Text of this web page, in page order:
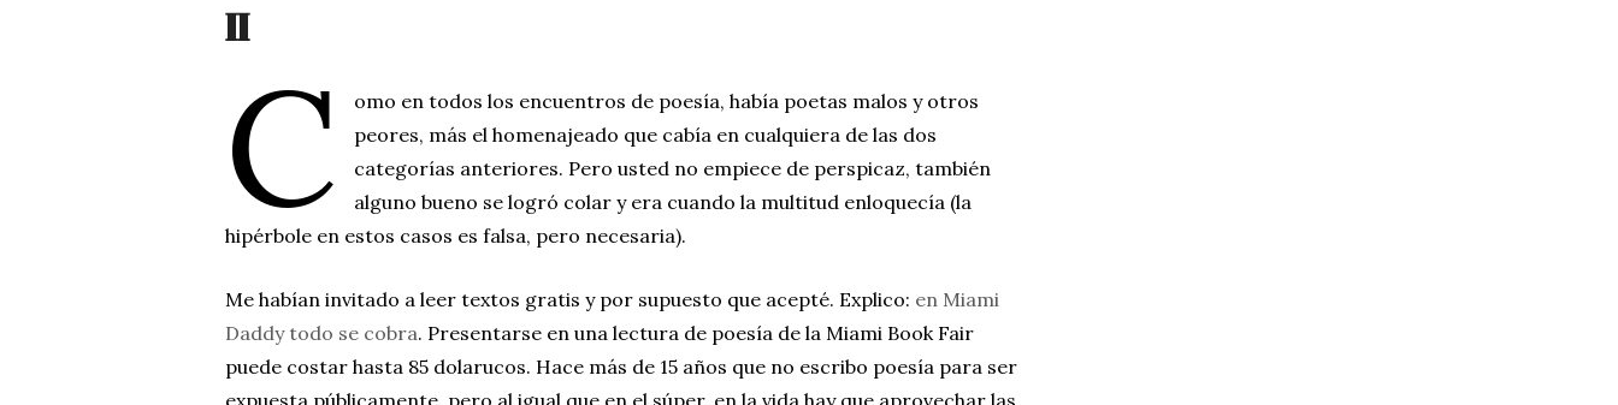
II
C
omo en todos los encuentros de poesía, había poetas malos y otros
peores, más el homenajeado que cabía en cualquiera de las dos
categorías anteriores. Pero usted no empiece de perspicaz, también
alguno bueno se logró colar y era cuando la multitud enloquecía (la
hipérbole en estos casos es falsa, pero necesaria).
Me habían invitado a leer textos gratis y por supuesto que acepté. Explico: en Miami
Daddy todo se cobra. Presentarse en una lectura de poesía de la Miami Book Fair
puede costar hasta 85 dolarucos. Hace más de 15 años que no escribo poesía para ser
expuesta públicamente, pero al igual que en el súper, en la vida hay que aprovechar las